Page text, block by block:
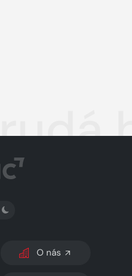
PŘEPNOUT SVĚTLÝ/TMAVÝ REŽIM
O nás